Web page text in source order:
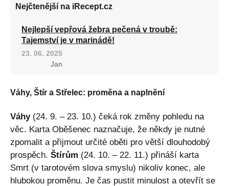
Nejčtenější na iRecept.cz
Nejlepší vepřová žebra pečená v troubě:
Tajemství je v marinádě!
23. 06. 2025
Jan
Váhy, Štír a Střelec: proměna a naplnění
Váhy(24. 9. – 23. 10.) čeká rok změny pohledu na
věc. Karta Oběšenec naznačuje, že někdy je nutné
zpomalit a přijmout určité oběti pro větší dlouhodobý
prospěch. Štírům (24. 10. – 22. 11.) přináší karta
Smrt (v tarotovém slova smyslu) nikoliv konec, ale
hlubokou proměnu. Je čas pustit minulost a otevřít se